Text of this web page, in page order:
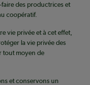
faire des productrices et
coopératif.
vie privée et à cet effet,
la vie privée des
tout moyen de
et conservons un